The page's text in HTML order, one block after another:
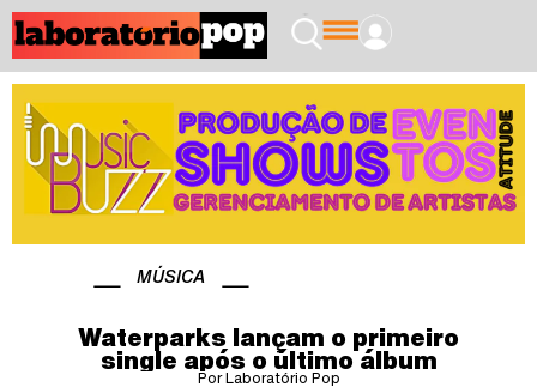
MÚSICA
Waterparks lançam o primeiro
single após o último álbum
Por Laboratório Pop